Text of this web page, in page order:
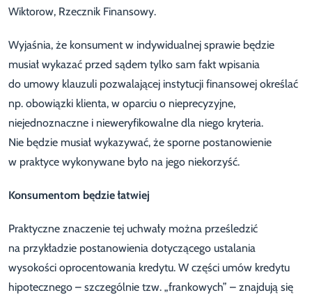
Wiktorow, Rzecznik Finansowy.
Wyjaśnia, że konsument w indywidualnej sprawie będzie
musiał wykazać przed sądem tylko sam fakt wpisania
do umowy klauzuli pozwalającej instytucji finansowej określać
np. obowiązki klienta, w oparciu o nieprecyzyjne,
niejednoznaczne i nieweryfikowalne dla niego kryteria.
Nie będzie musiał wykazywać, że sporne postanowienie
w praktyce wykonywane było na jego niekorzyść.
Konsumentom będzie łatwiej
Praktyczne znaczenie tej uchwały można prześledzić
na przykładzie postanowienia dotyczącego ustalania
wysokości oprocentowania kredytu. W części umów kredytu
hipotecznego – szczególnie tzw. „frankowych” – znajdują się